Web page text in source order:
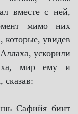
вместе с ней,
мимо них
которые, увидев
ускорили
мир ему и
сказав:
Сафийя бинт